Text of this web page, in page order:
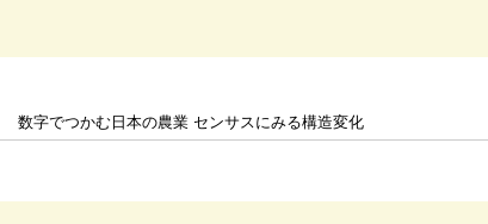
数字でつかむ日本の農業 センサスにみる構造変化